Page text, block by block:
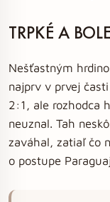
TRPKÉ A
Nešťastným
najprv v prvej
2:1, ale rozhodca
neuznal. Tah
zaváhal, zatiaľ čo
o postupe